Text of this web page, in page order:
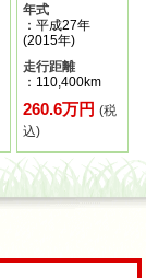
年式
：平成27年
(2015年)
走行距離
：110,400km
260.6万円(税
込)